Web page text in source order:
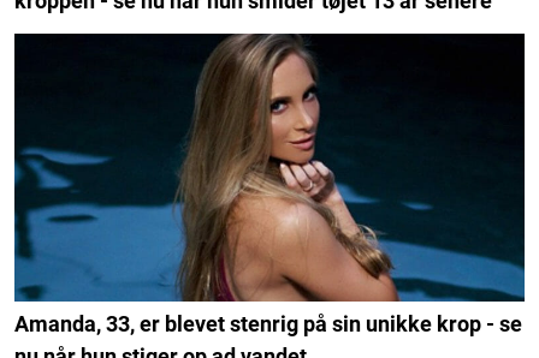
Amanda, 33, er blevet stenrig på sin unikke krop - se